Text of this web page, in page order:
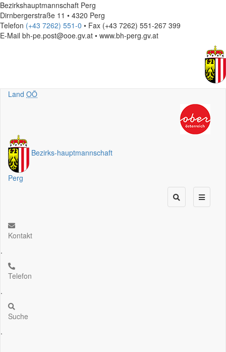
Bezirkshauptmannschaft Perg
Dirnbergerstraße 11 • 4320 Perg
Telefon (+43 7262) 551-0 • Fax (+43 7262) 551-267 399
E-Mail bh-pe.post@ooe.gv.at • www.bh-perg.gv.at
Land OÖ
Bezirks-hauptmannschaft
Perg
Kontakt
.
Telefon
.
Suche
.